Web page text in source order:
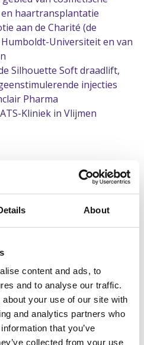
About
content and ads, to
and to analyse our traffic.
your use of our site with
and analytics partners who
that you’ve
collected from your use
haartransplantatie
aan de Charité (de
Universiteit en van
Silhouette Soft draadlift,
injecties
Pharma
Kliniek in Vlijmen
Cosmetisch
Profhilo, Collageen
nummer 29917014201
beantwoord